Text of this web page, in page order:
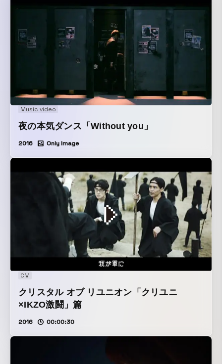
Music video
夜の本気ダンス「Without you」
2016 Only Image
CM
クリスタル オブ リユニオン「クリユニ
×IKZO激闘」篇
2016 00:00:30